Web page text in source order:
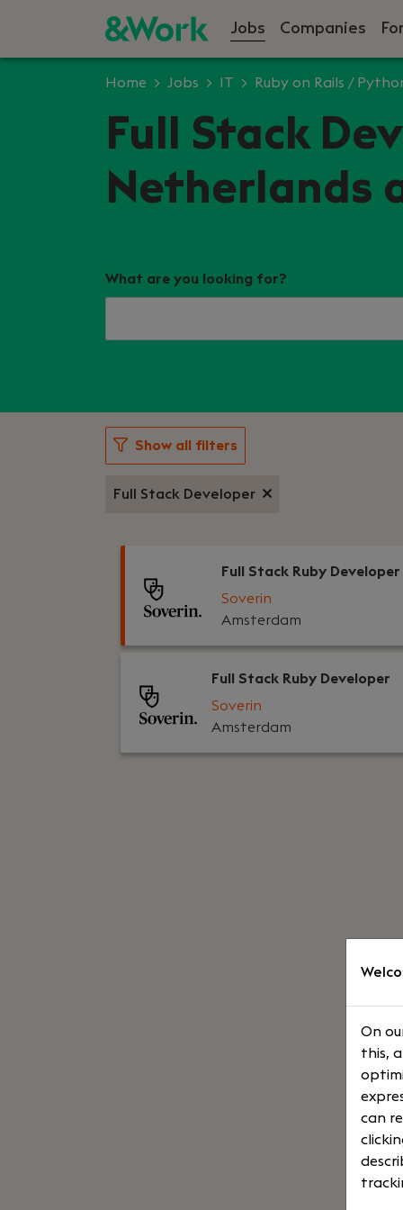
Jobs Companies
Home Jobs IT Ruby on Rails /
Full Stack
Netherlands
What are you looking for?
Show all filters
Full Stack Developer
Full Stack Ruby Developer
Soverin
Amsterdam
Full Stack Ruby Developer
Soverin
Amsterdam
On
this,
can